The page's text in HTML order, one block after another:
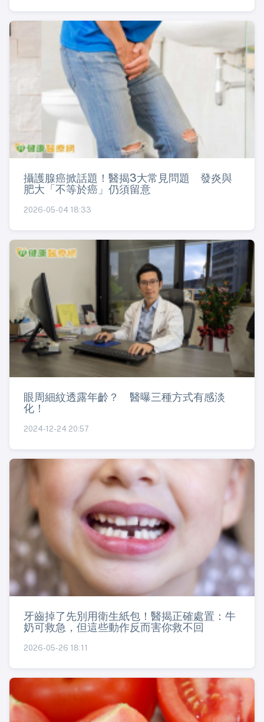
攝護腺癌掀話題！醫揭3大常見問題 發炎與
肥大「不等於癌」仍須留意
2026-05-04 18:33
眼周細紋透露年齡？ 醫曝三種方式有感淡
化！
2024-12-24 20:57
牙齒掉了先別用衛生紙包！醫揭正確處置：牛
奶可救急，但這些動作反而害你救不回
2026-05-26 18:11